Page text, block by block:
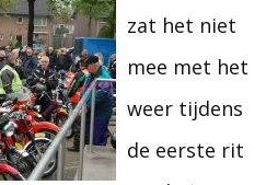
zat het niet
mee met het
weer tijdens
de eerste rit